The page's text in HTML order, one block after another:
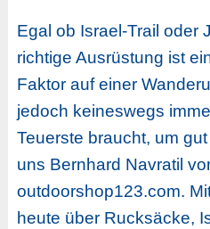
Egal ob Israel-Trail oder
richtige Ausrüstung ist
Faktor auf einer
jedoch keineswegs
Teuerste braucht, um
uns Bernhard Navratil
outdoorshop123.com.
heute über Rucksäcke,